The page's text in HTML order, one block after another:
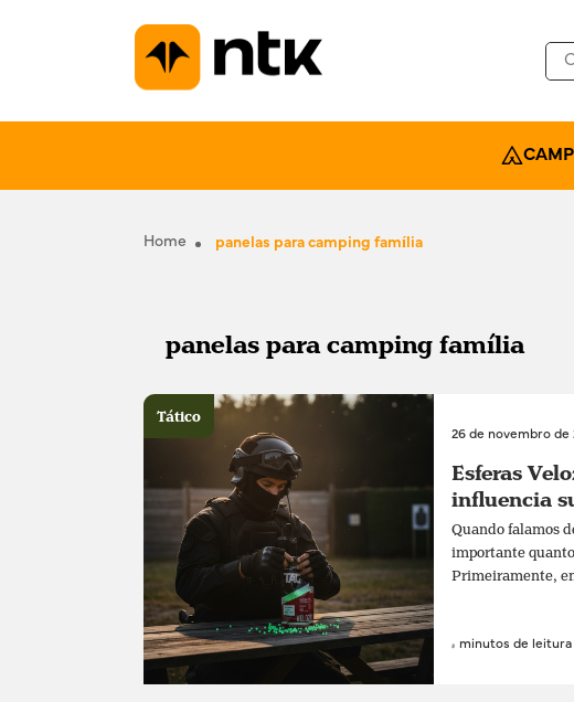
Home panelas para camping família
panelas para camping família
26 de novembro de
Esferas
influencia
Quando falamos
importante
Primeiramente,
4 minutos de leitura
Tático